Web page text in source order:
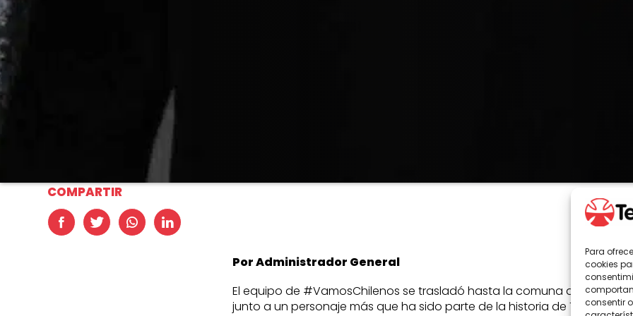
Para
cookies
consentir
COMPARTIR
Por Administrador General
El equipo de #VamosChilenos se trasladó hasta la comuna de
junto a un personaje más que ha sido parte de la historia de Teletón.